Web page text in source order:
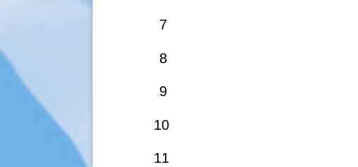
7
8
9
10
11